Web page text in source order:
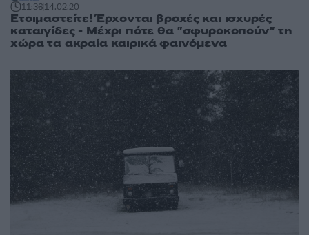
11:3614.02.20
Ετοιμαστείτε! Έρχονται βροχές και ισχυρές
καταιγίδες - Μέχρι πότε θα "σφυροκοπούν" τη
χώρα τα ακραία καιρικά φαινόμενα